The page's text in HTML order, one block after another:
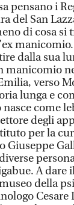
pensano i
del San
di cosa si
dalla sua
manicomio
verso
lunga e
come
degli
per la
Giuseppe
A dare
della
Cesare